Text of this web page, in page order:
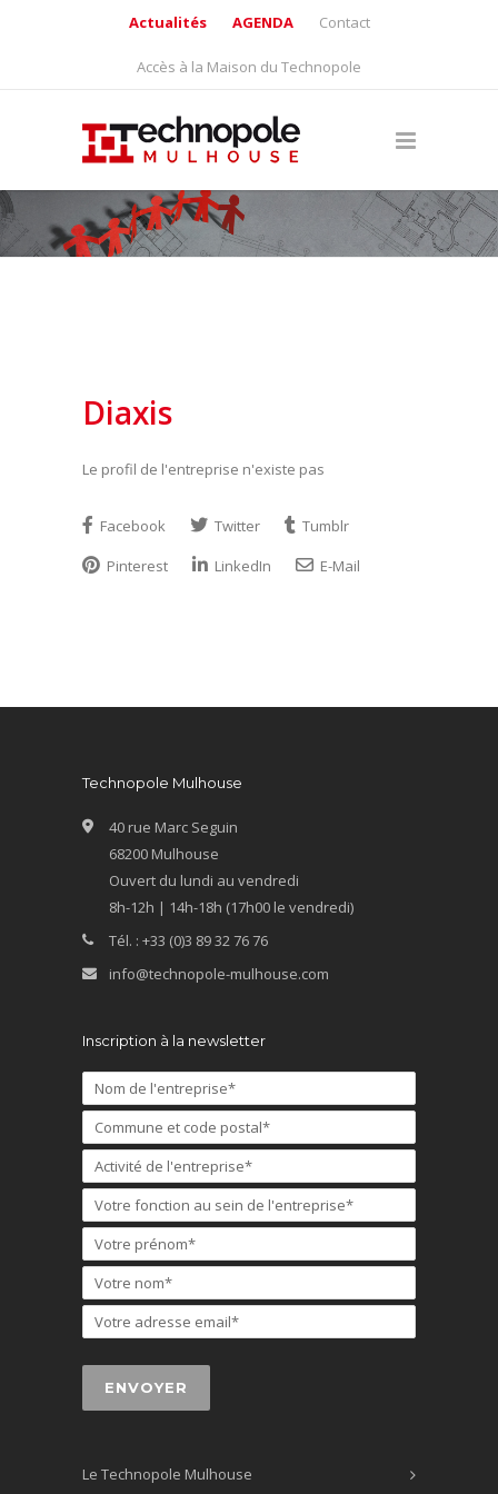
Actualités AGENDA Contact
Accès à la Maison du Technopole
Diaxis
Le profil de l'entreprise n'existe pas
Facebook Twitter
Tumblr
Pinterest
LinkedIn E-Mail
Technopole Mulhouse
40 rue Marc Seguin
68200 Mulhouse
Ouvert du lundi au vendredi
8h-12h | 14h-18h (17h00 le vendredi)
Tél. : +33 (0)3 89 32 76 76
info@technopole-mulhouse.com
Inscription à la newsletter
Le Technopole Mulhouse